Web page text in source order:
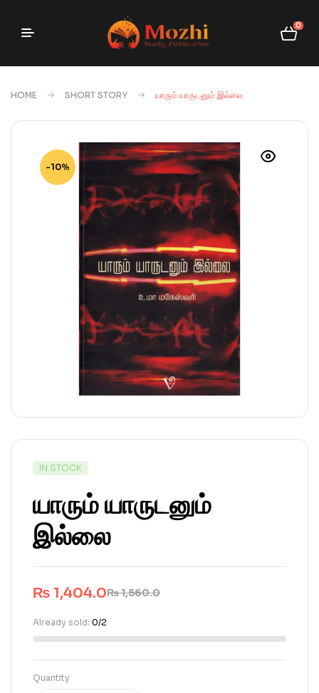
0
HOME SHORT STORY யாரும் யாருடனும் இல்லை
-10%
IN STOCK
யாரும் யாருடனும்
இல்லை
₨1,560.0
₨ 1,404.0
Already sold: 0/2
Quantity